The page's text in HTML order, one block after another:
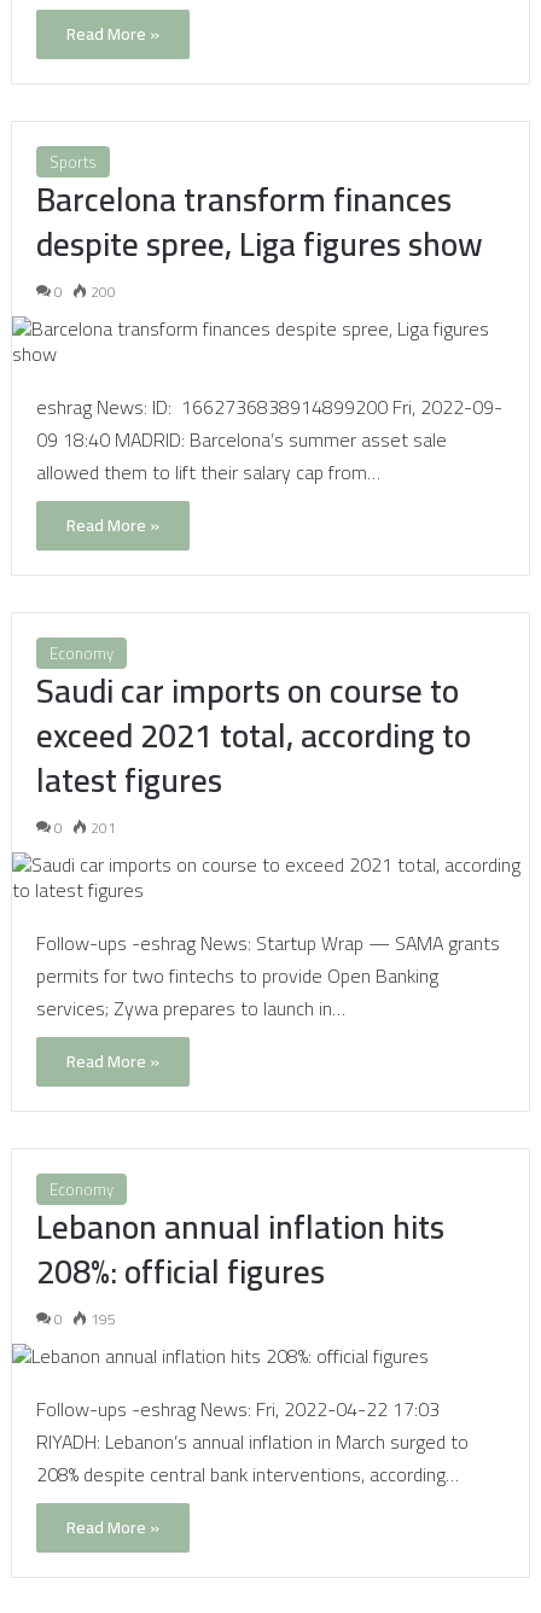
Read More »
Sports
Barcelona transform finances
despite spree, Liga figures show
0 200
eshrag News: ID: 1662736838914899200 Fri, 2022-09-
09 18:40 MADRID: Barcelona’s summer asset sale
allowed them to lift their salary cap from…
Read More »
Economy
Saudi car imports on course to
exceed 2021 total, according to
latest figures
0 201
Follow-ups -eshrag News: Startup Wrap — SAMA grants
permits for two fintechs to provide Open Banking
services; Zywa prepares to launch in…
Read More »
Economy
Lebanon annual inflation hits
208%: official figures
0 195
Follow-ups -eshrag News: Fri, 2022-04-22 17:03
RIYADH: Lebanon’s annual inflation in March surged to
208% despite central bank interventions, according…
Read More »